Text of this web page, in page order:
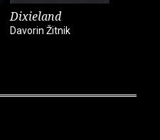
Dixieland
Davorin Žitnik